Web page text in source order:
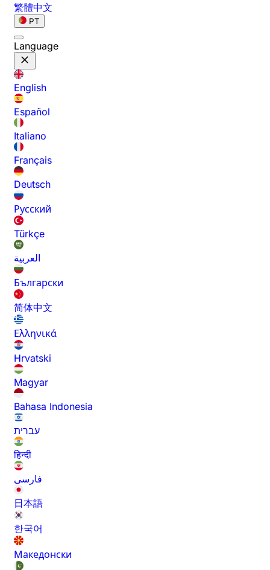
繁體中文
PT
Language
English
Español
Italiano
Français
Deutsch
Русский
Türkçe
العربية
Български
简体中文
Ελληνικά
Hrvatski
Magyar
Bahasa Indonesia
עברית
हिन्दी
فارسی
日本語
한국어
Македонски